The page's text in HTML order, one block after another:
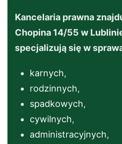
Kancelaria prawna
Chopina 14/55 w
specjalizują się w
karnych,
rodzinnych,
spadkowych,
cywilnych,
administracyjnych,